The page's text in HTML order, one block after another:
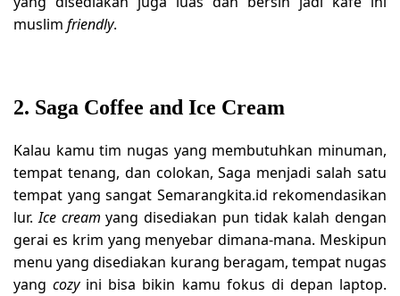
muslim friendly.
2. Saga Coffee and Ice Cream
Kalau kamu tim nugas yang membutuhkan minuman,
tempat tenang, dan colokan, Saga menjadi salah satu
tempat yang sangat Semarangkita.id rekomendasikan
lur.Ice cream yang disediakan pun tidak kalah dengan
gerai es krim yang menyebar dimana-mana. Meskipun
menu yang disediakan kurang beragam, tempat nugas
yang cozyini bisa bikin kamu fokus di depan laptop.